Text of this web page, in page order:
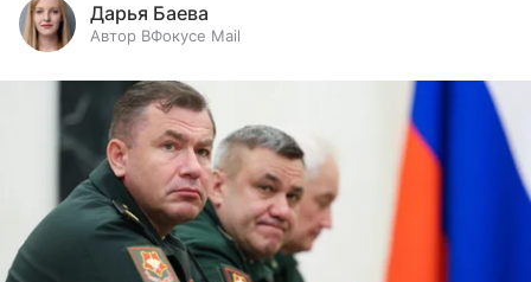
Дарья Баева
Автор ВФокусе Mail